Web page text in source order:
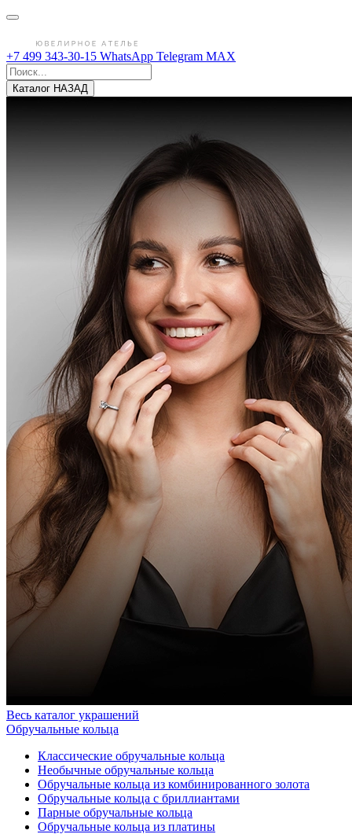
+7 499 343-30-15 WhatsApp Telegram MAX
Каталог НАЗАД
Весь каталог украшений
Обручальные кольца
Классические обручальные кольца
Необычные обручальные кольца
Обручальные кольца из комбинированного золота
Обручальные кольца с бриллиантами
Парные обручальные кольца
Обручальные кольца из платины